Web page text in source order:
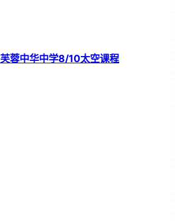
芙蓉中华中学8/10太空课程